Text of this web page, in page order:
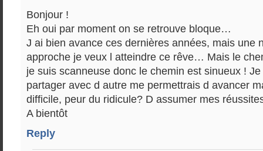
Bonjour !
Eh oui par moment on se retrouve bloque…
J ai bien avance ces dernières années, mais une
approche je veux l atteindre ce rêve… Mais le
je suis scanneuse donc le chemin est sinueux !
partager avec d autre me permettrais d avancer
difficile, peur du ridicule? D assumer mes
A bientôt
Reply